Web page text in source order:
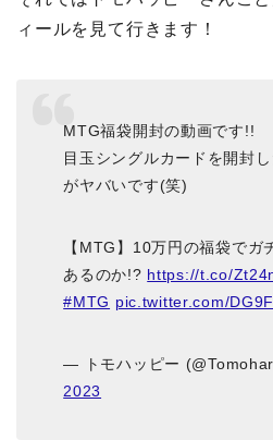
ィールを見て行きます！
MTG福袋開封の動画です!!
目玉シングルカードを開封
がヤバいです(笑)
【MTG】10万円の福袋で
あるのか!? https://t.co/
#MTG pic.twitter.com/
— トモハッピー
2023